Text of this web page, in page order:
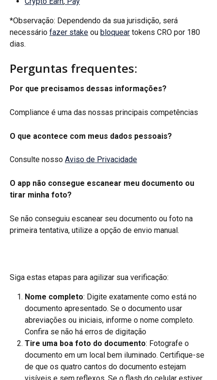
*Observação: Dependendo da sua jurisdição, será
necessário fazer stake ou bloquear tokens CRO por 180
dias.
Perguntas frequentes:
Por que precisamos dessas informações?
Compliance é uma das nossas principais competências
O que acontece com meus dados pessoais?
Consulte nosso Aviso de Privacidade
O app não consegue escanear meu documento ou
tirar minha foto?
Se não conseguiu escanear seu documento ou foto na
primeira tentativa, utilize a opção de envio manual.
Siga estas etapas para agilizar sua verificação:
Nome completo: Digite exatamente como está no
documento apresentado. Se o documento usar
abreviações ou iniciais, informe o nome completo.
Confira se não há erros de digitação
Tire uma boa foto do documento: Fotografe o
documento em um local bem iluminado. Certifique-se
de que os quatro cantos do documento estejam